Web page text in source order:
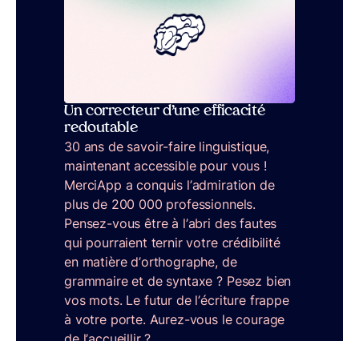
Un correcteur d’une efficacité
redoutable
30 ans de savoir-faire linguistique,
maintenant accessible pour vous !
MerciApp a conquis l’admiration de
plus de 200 000 professionnels.
Pensez-vous être à l’abri des fautes
qui pourraient ternir votre crédibilité
en matière d’orthographe, de
grammaire et de syntaxe ? Pesez bien
vos mots. Le futur de l’écriture frappe
à votre porte. Aurez-vous le courage